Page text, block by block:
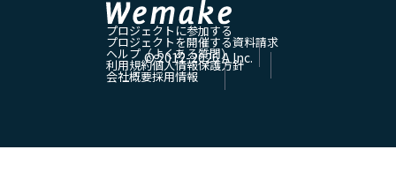
プロジェクトに参加する
プロジェクトを開催する資料請求
ヘルプ（よくある質問）
利用規約個人情報保護方針
会社概要採用情報
© 2012-2026A Inc.